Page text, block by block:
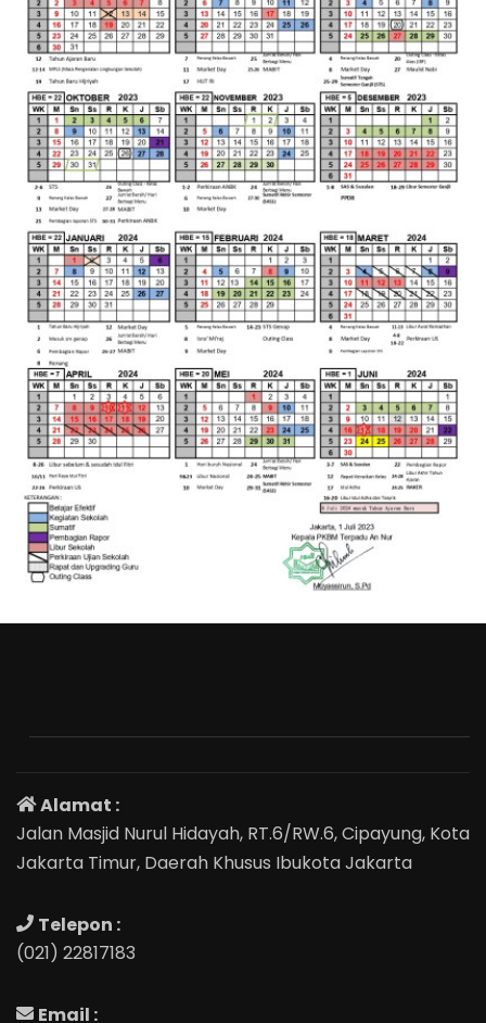
Alamat :
Jalan Masjid Nurul Hidayah, RT.6/RW.6, Cipayung, Kota
Jakarta Timur, Daerah Khusus Ibukota Jakarta
Telepon :
(021) 22817183
Email :